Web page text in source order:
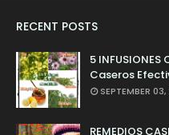
RECENT POSTS
5 INFUSIONES
Caseros
SEPTEMBER
REMEDIOS